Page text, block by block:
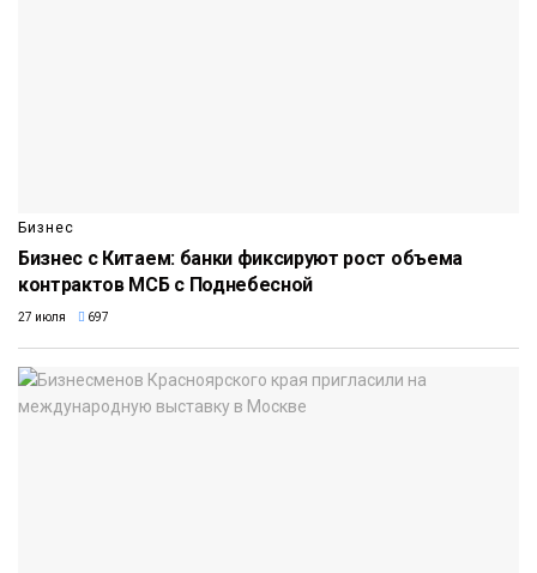
Бизнес
Бизнес с Китаем: банки фиксируют рост объема
контрактов МСБ с Поднебесной
27 июля 697